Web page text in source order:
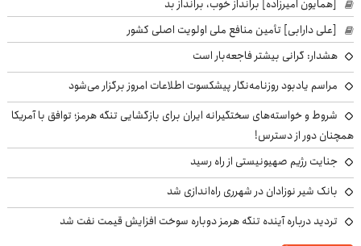
[همایون امیرزاده] برانداز خوب، برانداز بد
[علی دارابی] تأمین منافع ملی اولویت اصلی کشور
هشدار: گرانی بیشتر فاجعه‌بار است
مراسم یادبود روزنامه‌نگار پیشکسوت اطلاعات امروز برگزار می‌شود
شروط و خواسته‌های سختگیرانه ایران برای بازگشایی تنگه هرمز؛ توافق با آمریکا
همچنان دور از دسترس!
جنایت رژیم صهیونیستی از راه رسید
بانک شیر نوزادان در شهرری راه‌اندازی شد
تردید درباره آینده تنگه هرمز دوباره سوخت افزایش قیمت نفت شد